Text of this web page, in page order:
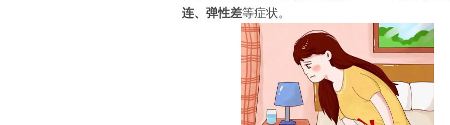
连、弹性差等症状。